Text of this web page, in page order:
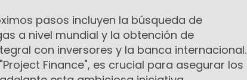
pasos incluyen la búsqueda de
a nivel mundial y la obtención de
con inversores y la banca internacional.
Finance", es crucial para asegurar los